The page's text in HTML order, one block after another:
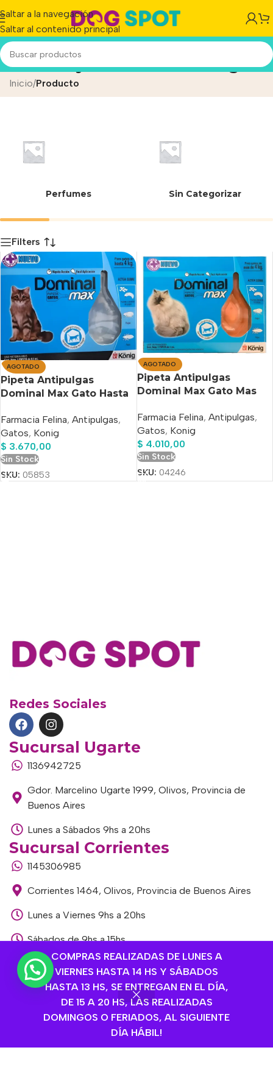
COMPRAS REALIZADAS DE LUNES A
VIERNES HASTA 14 HS Y SÁBADOS
HASTA 13 HS, SE ENTREGAN EN EL DÍA,
DE 15 A 20 HS, LAS REALIZADAS
DOMINGOS O FERIADOS, AL SIGUIENTE
DÍA HÁBIL!
Saltar a la navegación
Saltar al contenido principal
Huevos y Larvas de las Pulgas
Inicio/Producto
Perfumes Sin Categorizar
Filters
AGOTADO
Pipeta Antipulgas
Dominal Max Gato Hasta
Farmacia Felina, Antipulgas,
Gatos, Konig
$ 3.670,00
Sin Stock
SKU: 05853
AGOTADO
Pipeta Antipulgas
Dominal Max Gato Mas
Farmacia Felina, Antipulgas,
Gatos, Konig
$ 4.010,00
Sin Stock
SKU: 04246
Redes Sociales
Sucursal Ugarte
1136942725
Gdor. Marcelino Ugarte 1999, Olivos, Provincia de
Buenos Aires
Lunes a Sábados 9hs a 20hs
Sucursal Corrientes
1145306985
Corrientes 1464, Olivos, Provincia de Buenos Aires
Lunes a Viernes 9hs a 20hs
Sábados de 9hs a 15hs
Sucursal Libertador
1168893524
Av. del Libertador 1915, Vte. López, Provincia de
Buenos Aires